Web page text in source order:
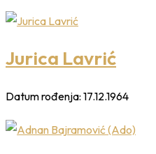
Jurica Lavrić
Datum rođenja: 17.12.1964